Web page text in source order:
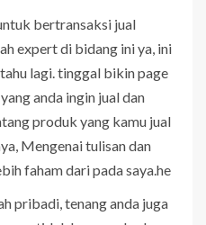
bertransaksi jual
expert di bidang ini ya, ini
lagi. tinggal bikin page
anda ingin jual dan
produk yang kamu jual
Mengenai tulisan dan
faham dari pada saya.he
pribadi, tenang anda juga